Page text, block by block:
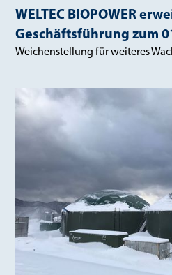
WELTEC BIOPOWER
Geschäftsführung zum
Weichenstellung für weiteres